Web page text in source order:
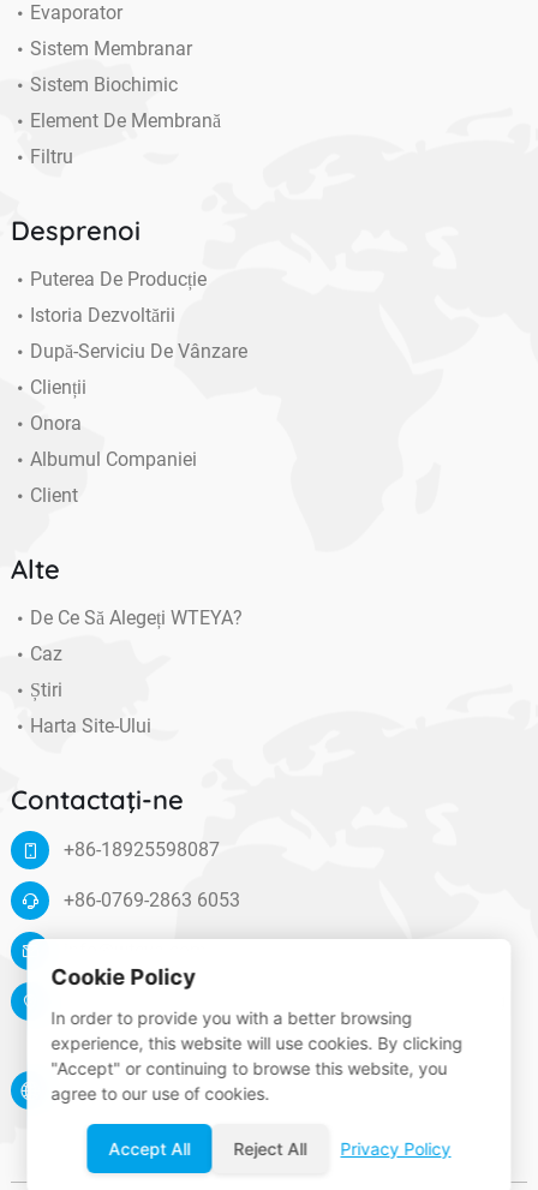
Evaporator
Sistem Membranar
Sistem Biochimic
Element De Membrană
Filtru
Desprenoi
Puterea De Producție
Istoria Dezvoltării
După-Serviciu De Vânzare
Clienții
Onora
Albumul Companiei
Client
Alte
De Ce Să Alegeți WTEYA?
Caz
Știri
Harta Site-Ului
Contactaţi-ne
+86-18925598087
+86-0769-2863 6053
District, Dongguan, Guangdong, China
www.wteya.com
Cookie Policy
In order to provide you with a better browsing
experience, this website will use cookies. By clicking
"Accept" or continuing to browse this website, you
agree to our use of cookies.
Accept All Reject All Privacy Policy